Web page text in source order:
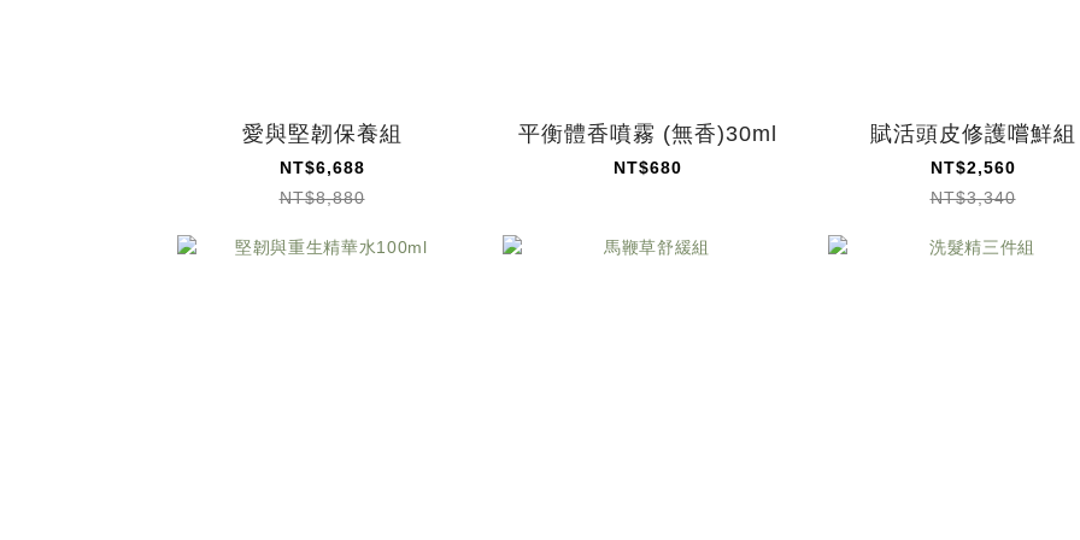
愛與堅韌保養組
NT$6,688
NT$8,880
平衡體香噴霧 (無香)30ml
NT$680
賦活頭皮修護嚐鮮組
NT$2,560
NT$3,340